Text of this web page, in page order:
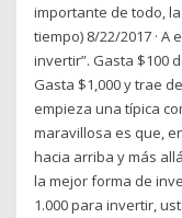
importante de todo,
tiempo) 8/22/2017 ·
invertir”. Gasta $100
Gasta $1,000 y trae
empieza una típica
maravillosa es que,
hacia arriba y más
la mejor forma de
1.000 para invertir,